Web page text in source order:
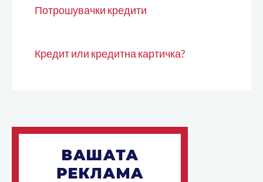
Потрошувачки кредити
Кредит или кредитна картичка?